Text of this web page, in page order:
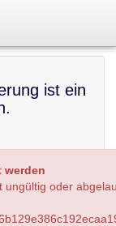
ist ein
werden
ungültig oder